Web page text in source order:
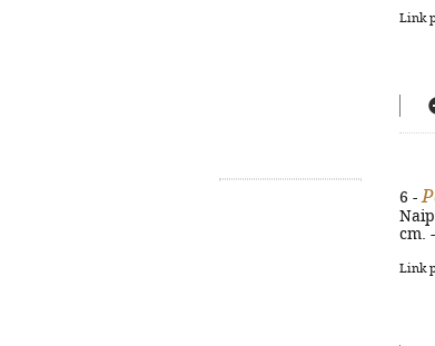
Link
6 -
cm.
Link